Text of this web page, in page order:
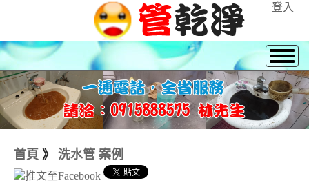
登入
首頁 》 洗水管 案例